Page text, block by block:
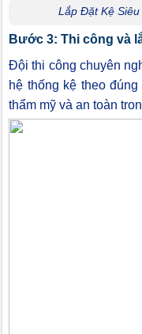
Lắp Đặt Kệ
Bước 3: Thi công và
Đội thi công chuyên
hệ thống kệ theo
thẩm mỹ và an toàn